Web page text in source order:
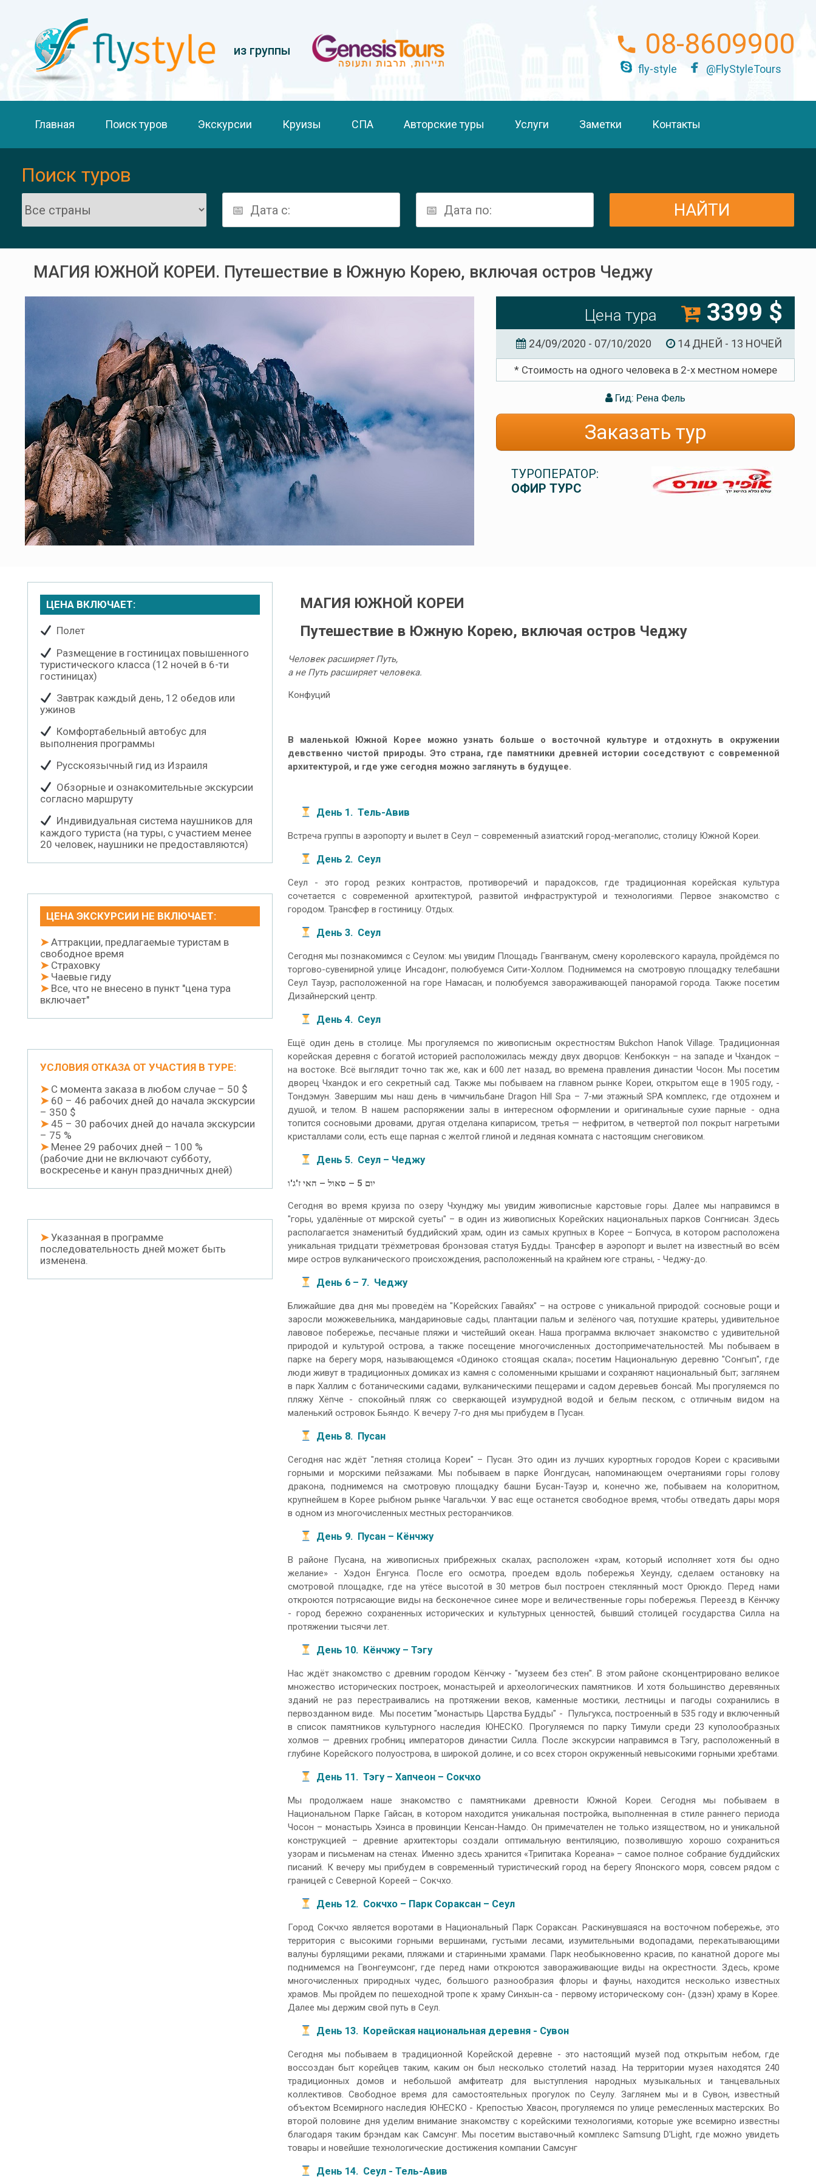
из группы 08-8609900
fly-style @FlyStyleTours
Главная Поиск туров Экскурсии Круизы СПА Авторские туры Услуги Заметки Контакты
Поиск туров
МАГИЯ ЮЖНОЙ КОРЕИ. Путешествие в Южную Корею, включая остров Чеджу
Цена тура 3399 $
24/09/2020 - 07/10/2020 14 ДНЕЙ - 13 НОЧЕЙ
* Стоимость на одного человека в 2-х местном номере
Гид: Рена Фель
Заказать тур
ТУРОПЕРАТОР:
ОФИР ТУРС
ЦЕНА ВКЛЮЧАЕТ:
Полет
Размещение в гостиницах повышенного
туристического класса (12 ночей в 6-ти
гостиницах)
Завтрак каждый день, 12 обедов или
ужинов
Комфортабельный автобус для
выполнения программы
Русскоязычный гид из Израиля
Обзорные и ознакомительные экскурсии
согласно маршруту
Индивидуальная система наушников для
каждого туриста (на туры, с участием менее
20 человек, наушники не предоставляются)
ЦЕНА ЭКСКУРСИИ НЕ ВКЛЮЧАЕТ:
➤Аттракции, предлагаемые туристам в
свободное время
➤Страховку
➤Чаевые гиду
➤Все, что не внесено в пункт "цена тура
включает"
УСЛОВИЯ ОТКАЗА ОТ УЧАСТИЯ В ТУРЕ:
➤С момента заказа в любом случае – 50 $
➤60 – 46 рабочих дней до начала экскурсии
– 350 $
➤45 – 30 рабочих дней до начала экскурсии
– 75 %
➤Менее 29 рабочих дней – 100 %
(рабочие дни не включают субботу,
воскресенье и канун праздничных дней)
➤Указанная в программе
последовательность дней может быть
изменена.
МАГИЯ ЮЖНОЙ КОРЕИ
Путешествие в Южную Корею, включая остров Чеджу
Человек расширяет Путь,
а не Путь расширяет человека.
Конфуций
В маленькой Южной Корее можно узнать больше о восточной культуре и отдохнуть в окружении
девственно чистой природы. Это страна, где памятники древней истории соседствуют с современной
архитектурой, и где уже сегодня можно заглянуть в будущее.
День 1. Тель-Авив
Встреча группы в аэропорту и вылет в Сеул – современный азиатский город-мегаполис, столицу Южной Кореи.
День 2. Сеул
Сеул - это город резких контрастов, противоречий и парадоксов, где традиционная корейская культура
сочетается с современной архитектурой, развитой инфраструктурой и технологиями. Первое знакомство с
городом. Трансфер в гостиницу. Отдых.
День 3. Сеул
Сегодня мы познакомимся с Сеулом: мы увидим Площадь Гвангванум, смену королевского караула, пройдёмся по
торгово-сувенирной улице Инсадонг, полюбуемся Сити-Холлом. Поднимемся на смотровую площадку телебашни
Сеул Тауэр, расположенной на горе Намасан, и полюбуемся завораживающей панорамой города. Также посетим
Дизайнерский центр.
День 4. Сеул
Ещё один день в столице. Мы прогуляемся по живописным окрестностям Bukchon Hanok Village. Традиционная
корейская деревня с богатой историей расположилась между двух дворцов: Кенбоккун – на западе и Чхандок –
на востоке. Всё выглядит точно так же, как и 600 лет назад, во времена правления династии Чосон. Мы посетим
дворец Чхандок и его секретный сад. Также мы побываем на главном рынке Кореи, открытом еще в 1905 году, -
Тондэмун. Завершим мы наш день в чимчильбане Dragon Hill Spa – 7-ми этажный SPA комплекс, где отдохнем и
душой, и телом. В нашем распоряжении залы в интересном оформлении и оригинальные сухие парные - одна
топится сосновыми дровами, другая отделана кипарисом, третья — нефритом, в четвертой пол покрыт нагретыми
кристаллами соли, есть еще парная с желтой глиной и ледяная комната с настоящим снеговиком.
День 5. Сеул – Чеджу
יום 5 – סאול – האי ז'ג'ו
Сегодня во время круиза по озеру Чхунджу мы увидим живописные карстовые горы. Далее мы направимся в
"горы, удалённые от мирской суеты" – в один из живописных Корейских национальных парков Сонгнисан. Здесь
располагается знаменитый буддийский храм, один из самых крупных в Корее – Бопчуса, в котором расположена
уникальная тридцати трёхметровая бронзовая статуя Будды. Трансфер в аэропорт и вылет на известный во всём
мире остров вулканического происхождения, расположенный на крайнем юге страны, - Чеджу-до.
День 6 – 7. Чеджу
Ближайшие два дня мы проведём на "Корейских Гавайях" – на острове с уникальной природой: сосновые рощи и
заросли можжевельника, мандариновые сады, плантации пальм и зелёного чая, потухшие кратеры, удивительное
лавовое побережье, песчаные пляжи и чистейший океан. Наша программа включает знакомство с удивительной
природой и культурой острова, а также посещение многочисленных достопримечательностей. Мы побываем в
парке на берегу моря, называющемся «Одиноко стоящая скала»; посетим Национальную деревню "Сонгып", где
люди живут в традиционных домиках из камня с соломенными крышами и сохраняют национальный быт; заглянем
в парк Халлим с ботаническими садами, вулканическими пещерами и садом деревьев бонсай. Мы прогуляемся по
пляжу Хёпче - спокойный пляж со сверкающей изумрудной водой и белым песком, с отличным видом на
маленький островок Бьяндо. К вечеру 7-го дня мы прибудем в Пусан.
День 8. Пусан
Сегодня нас ждёт "летняя столица Кореи" – Пусан. Это один из лучших курортных городов Кореи с красивыми
горными и морскими пейзажами. Мы побываем в парке Йонгдусан, напоминающем очертаниями горы голову
дракона, поднимемся на смотровую площадку башни Бусан-Тауэр и, конечно же, побываем на колоритном,
крупнейшем в Корее рыбном рынке Чагальчхи. У вас еще останется свободное время, чтобы отведать дары моря
в одном из многочисленных местных ресторанчиков.
День 9. Пусан – Кёнчжу
В районе Пусана, на живописных прибрежных скалах, расположен «храм, который исполняет хотя бы одно
желание» - Хэдон Ёнгунса. После его осмотра, проедем вдоль побережья Хеунду, сделаем остановку на
смотровой площадке, где на утёсе высотой в 30 метров был построен стеклянный мост Орюкдо. Перед нами
откроются потрясающие виды на бесконечное синее море и величественные горы побережья. Переезд в Кёнчжу
- город бережно сохраненных исторических и культурных ценностей, бывший столицей государства Силла на
протяжении тысячи лет.
День 10. Кёнчжу – Тэгу
Нас ждёт знакомство с древним городом Кёнчжу - "музеем без стен". В этом районе сконцентрировано великое
множество исторических построек, монастырей и археологических памятников. И хотя большинство деревянных
зданий не раз перестраивались на протяжении веков, каменные мостики, лестницы и пагоды сохранились в
первозданном виде. Мы посетим "монастырь Царства Будды" - Пульгукса, построенный в 535 году и включенный
в список памятников культурного наследия ЮНЕСКО. Прогуляемся по парку Тимули среди 23 куполообразных
холмов — древних гробниц императоров династии Силла. После экскурсии направимся в Тэгу, расположенный в
глубине Корейского полуострова, в широкой долине, и со всех сторон окруженный невысокими горными хребтами.
День 11. Тэгу – Хапчеон – Сокчхо
Мы продолжаем наше знакомство с памятниками древности Южной Кореи. Сегодня мы побываем в
Национальном Парке Гайсан, в котором находится уникальная постройка, выполненная в стиле раннего периода
Чосон – монастырь Хэинса в провинции Кенсан-Намдо. Он примечателен не только изяществом, но и уникальной
конструкцией – древние архитекторы создали оптимальную вентиляцию, позволившую хорошо сохраниться
узорам и письменам на стенах. Именно здесь хранится «Трипитака Кореана» – самое полное собрание буддийских
писаний. К вечеру мы прибудем в современный туристический город на берегу Японского моря, совсем рядом с
границей с Северной Кореей – Сокчхо.
День 12. Сокчхо – Парк Сораксан – Сеул
Город Сокчхо является воротами в Национальный Парк Сораксан. Раскинувшаяся на восточном побережье, это
территория с высокими горными вершинами, густыми лесами, изумительными водопадами, перекатывающими
валуны бурлящими реками, пляжами и старинными храмами. Парк необыкновенно красив, по канатной дороге мы
поднимемся на Гвонгеумсонг, где перед нами откроются завораживающие виды на окрестности. Здесь, кроме
многочисленных природных чудес, большого разнообразия флоры и фауны, находится несколько известных
храмов. Мы пройдем по пешеходной тропе к храму Синхын-са - первому историческому сон- (дзэн) храму в Корее.
Далее мы держим свой путь в Сеул.
День 13. Корейская национальная деревня - Сувон
Сегодня мы побываем в традиционной Корейской деревне - это настоящий музей под открытым небом, где
воссоздан быт корейцев таким, каким он был несколько столетий назад. На территории музея находятся 240
традиционных домов и небольшой амфитеатр для выступления народных музыкальных и танцевальных
коллективов. Свободное время для самостоятельных прогулок по Сеулу. Заглянем мы и в Сувон, известный
объектом Всемирного наследия ЮНЕСКО - Крепостью Хвасон, прогуляемся по улице ремесленных мастерских. Во
второй половине дня уделим внимание знакомству с корейскими технологиями, которые уже всемирно известны
благодаря таким брэндам как Самсунг. Мы посетим выставочный комплекс Samsung D'Light, где можно увидеть
товары и новейшие технологические достижения компании Самсунг
День 14. Сеул - Тель-Авив